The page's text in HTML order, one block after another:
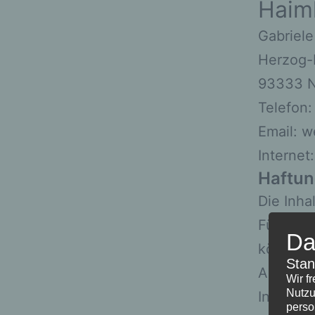
93333
Email:
Internet:
Die
Für die
können
Als
Inhalte
Wir